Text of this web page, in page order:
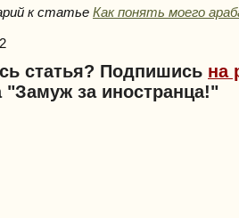
к статье Как понять моего
статья? Подпишись на
"Замуж за иностранца!"